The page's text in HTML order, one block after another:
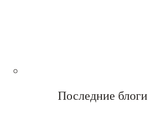
Последние блоги